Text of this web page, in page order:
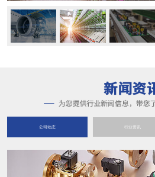
公司动态 行业资讯